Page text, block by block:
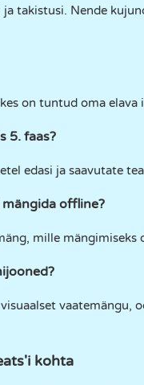
ja takistusi. Nende
on tuntud oma
5. faas?
edasi ja saavutate
mängida offline?
mille
kohta